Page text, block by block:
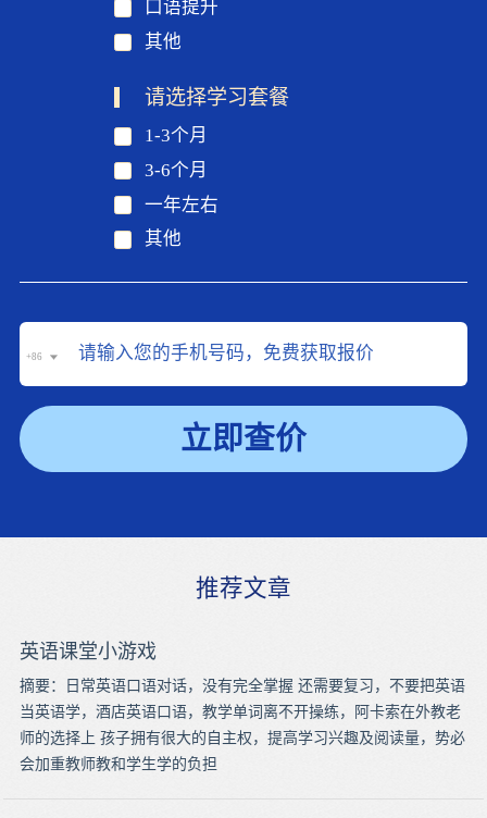
口语提升
其他
请选择学习套餐
1-3个月
3-6个月
一年左右
其他
+86
立即查价
推荐文章
英语课堂小游戏
摘要：日常英语口语对话，没有完全掌握 还需要复习，不要把英语
当英语学，酒店英语口语，教学单词离不开操练，阿卡索在外教老
师的选择上 孩子拥有很大的自主权，提高学习兴趣及阅读量，势必
会加重教师教和学生学的负担